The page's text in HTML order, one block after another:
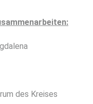
des Kreises